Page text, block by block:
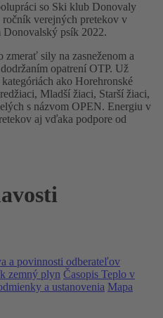
so Ski klub Donovaly
ročník verejných pretekov v
psík 2022.
sily na zasneženom a
opatrení OTP. Už
ako Horehronské
Mladší žiaci, Starší žiaci,
s názvom OPEN. Energiu v
aj vďaka podpore od
a povinnosti odberateľov
zemný plyn Časopis Teplo v
a ustanovenia Mapa